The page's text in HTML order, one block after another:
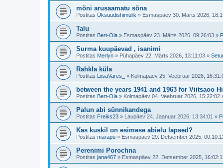
mõni arusaamatu sõna
Postitas Üksuudishimulik » Esmaspäev 30. Märts 2026,
Talu
Postitas Bert-Ola » Esmaspäev 23. Märts 2026, 09:26:03 »
Surma kuupäevad , isanimi
Postitas Merlyn » Pühapäev 22. Märts 2026, 13:11:03 »
Rahkla küla
Postitas LiisaVares_ » Kolmapäev 25. Veebruar 2026,
between the years 1941 and 1963 for Viitsaoo
Postitas Bert-Ola » Kolmapäev 04. Veebruar 2026, 15:22:02
Palun abi sünnikandega
Postitas Freiks23 » Laupäev 24. Jaanuar 2026, 13:34:01 »
Kas kuskil on esimese abielu lapsed?
Postitas marapu » Esmaspäev 29. Detsember 2025,
Perenimi Porochna
Postitas jana467 » Esmaspäev 22. Detsember 2025,